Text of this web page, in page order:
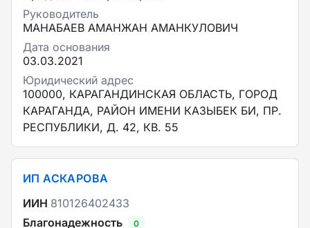
Руководитель
МАНАБАЕВ АМАНЖАН АМАНКУЛОВИЧ
Дата основания
03.03.2021
Юридический адрес
100000, КАРАГАНДИНСКАЯ ОБЛАСТЬ, ГОРОД
КАРАГАНДА, РАЙОН ИМЕНИ КАЗЫБЕК БИ, ПР.
РЕСПУБЛИКИ, Д. 42, КВ. 55
ИП АСКАРОВА
ИИН 810126402433
Благонадежность
0